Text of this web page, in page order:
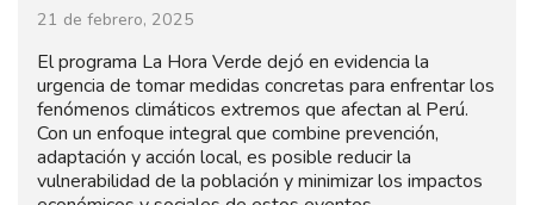
21 de febrero, 2025
El programa La Hora Verde dejó en evidencia la
urgencia de tomar medidas concretas para enfrentar los
fenómenos climáticos extremos que afectan al Perú.
Con un enfoque integral que combine prevención,
adaptación y acción local, es posible reducir la
vulnerabilidad de la población y minimizar los impactos